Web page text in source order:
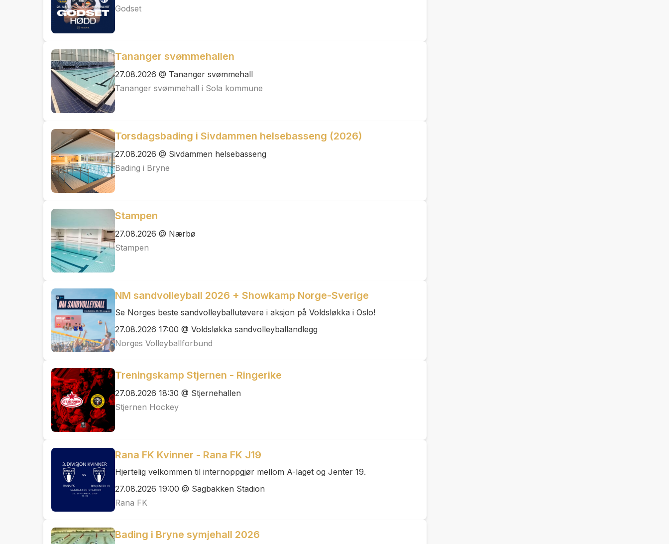
Godset
Tananger svømmehallen
27.08.2026 @ Tananger svømmehall
Tananger svømmehall i Sola kommune
Torsdagsbading i Sivdammen helsebasseng (2026)
27.08.2026 @ Sivdammen helsebasseng
Bading i Bryne
Stampen
27.08.2026 @ Nærbø
Stampen
NM sandvolleyball 2026 + Showkamp Norge-Sverige
Se Norges beste sandvolleyballutøvere i aksjon på Voldsløkka i Oslo!
27.08.2026 17:00 @ Voldsløkka sandvolleyballandlegg
Norges Volleyballforbund
Treningskamp Stjernen - Ringerike
27.08.2026 18:30 @ Stjernehallen
Stjernen Hockey
Rana FK Kvinner - Rana FK J19
Hjertelig velkommen til internoppgjør mellom A-laget og Jenter 19.
27.08.2026 19:00 @ Sagbakken Stadion
Rana FK
Bading i Bryne symjehall 2026